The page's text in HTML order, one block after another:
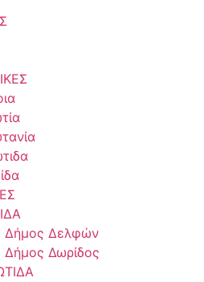
Δήμος Δελφών
Δήμος Δωρίδος